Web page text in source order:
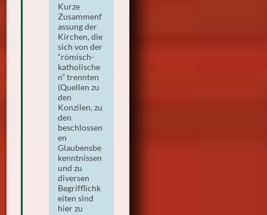
Kurze
Zusammenf
assung der
Kirchen, die
sich von der
“römisch-
katholische
n” trennten
(Quellen zu
den
Konzilen, zu
den
beschlossen
en
Glaubensbe
kenntnissen
und zu
diversen
Begrifflichk
eiten sind
hier zu